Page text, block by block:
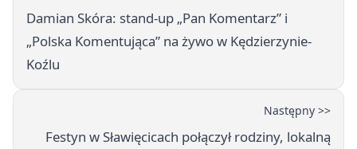
Damian Skóra: stand-up „Pan Komentarz” i
„Polska Komentująca” na żywo w Kędzierzynie-
Koźlu
Następny >>
Festyn w Sławięcicach połączył rodziny, lokalną